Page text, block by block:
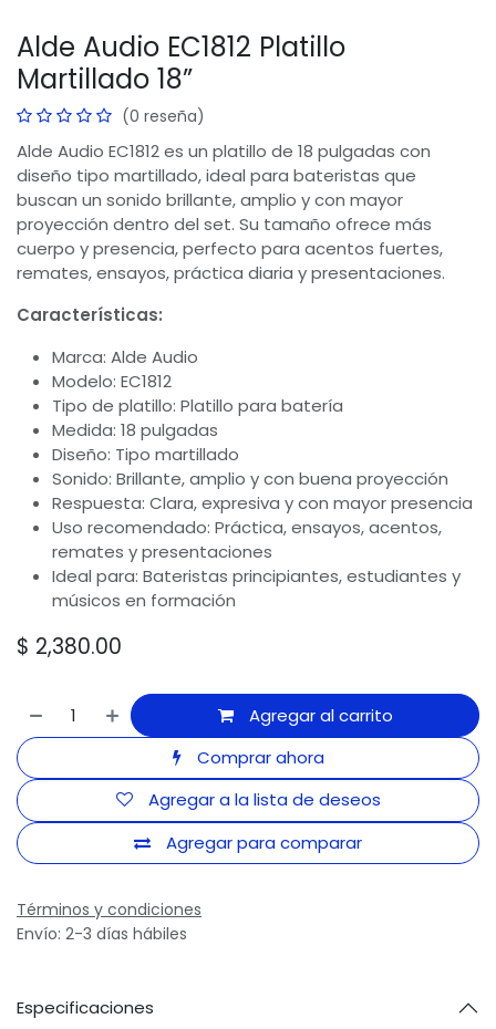
Alde Audio EC1812 Platillo
Martillado 18”
(0 reseña)
Alde Audio EC1812 es un platillo de 18 pulgadas con
diseño tipo martillado, ideal para bateristas que
buscan un sonido brillante, amplio y con mayor
proyección dentro del set. Su tamaño ofrece más
cuerpo y presencia, perfecto para acentos fuertes,
remates, ensayos, práctica diaria y presentaciones.
Características:
Marca: Alde Audio
Modelo: EC1812
Tipo de platillo: Platillo para batería
Medida: 18 pulgadas
Diseño: Tipo martillado
Sonido: Brillante, amplio y con buena proyección
Respuesta: Clara, expresiva y con mayor presencia
Uso recomendado: Práctica, ensayos, acentos,
remates y presentaciones
Ideal para: Bateristas principiantes, estudiantes y
músicos en formación
$ 2,380.00
Agregar al carrito
Comprar ahora
Agregar para comparar
Agregar a la lista de deseos
Términos y condiciones
Envío: 2-3 días hábiles
Especificaciones